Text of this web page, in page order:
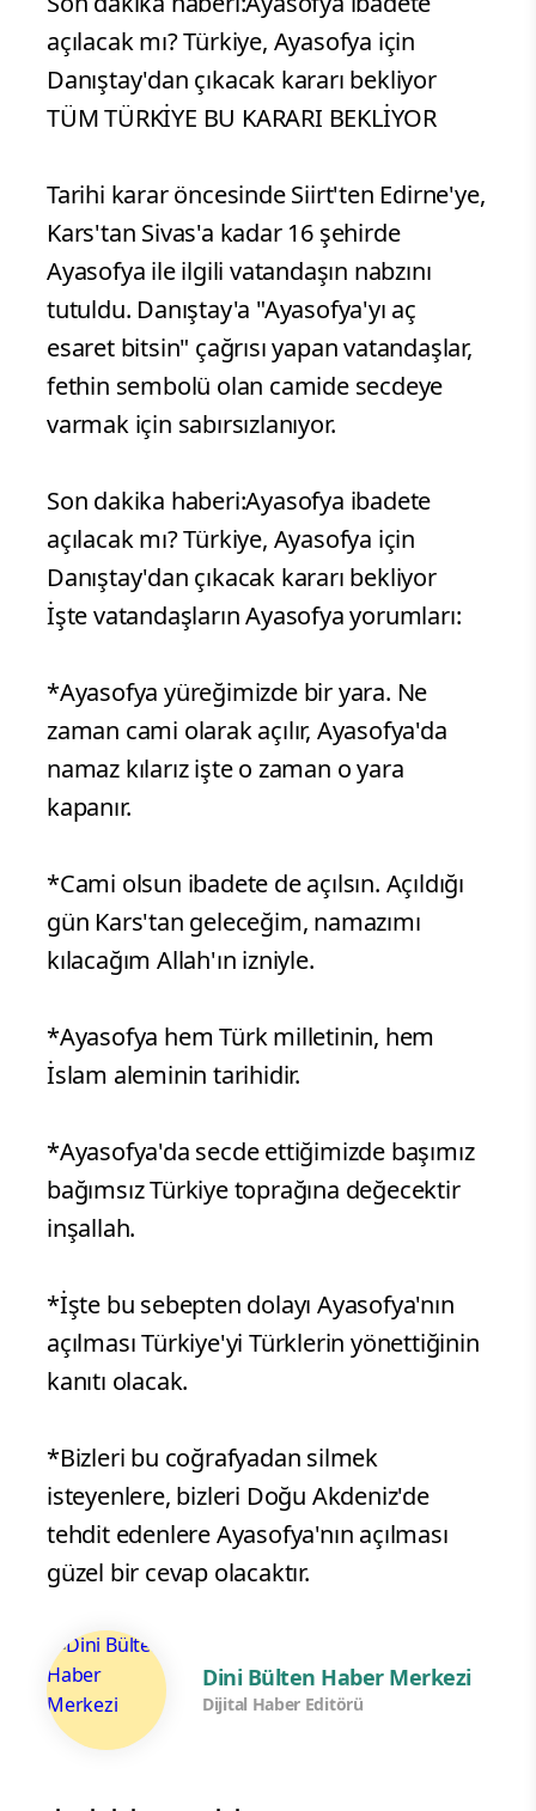
açılacak mı? Türkiye, Ayasofya için
Danıştay'dan çıkacak kararı bekliyor
TÜM TÜRKİYE BU KARARI BEKLİYOR
Tarihi karar öncesinde Siirt'ten Edirne'ye,
Kars'tan Sivas'a kadar 16 şehirde
Ayasofya ile ilgili vatandaşın nabzını
tutuldu. Danıştay'a "Ayasofya'yı aç
esaret bitsin" çağrısı yapan vatandaşlar,
fethin sembolü olan camide secdeye
varmak için sabırsızlanıyor.
Son dakika haberi:Ayasofya ibadete
açılacak mı? Türkiye, Ayasofya için
Danıştay'dan çıkacak kararı bekliyor
İşte vatandaşların Ayasofya yorumları:
*Ayasofya yüreğimizde bir yara. Ne
zaman cami olarak açılır, Ayasofya'da
namaz kılarız işte o zaman o yara
kapanır.
*Cami olsun ibadete de açılsın. Açıldığı
gün Kars'tan geleceğim, namazımı
kılacağım Allah'ın izniyle.
*Ayasofya hem Türk milletinin, hem
İslam aleminin tarihidir.
*Ayasofya'da secde ettiğimizde başımız
bağımsız Türkiye toprağına değecektir
inşallah.
*İşte bu sebepten dolayı Ayasofya'nın
açılması Türkiye'yi Türklerin yönettiğinin
kanıtı olacak.
*Bizleri bu coğrafyadan silmek
isteyenlere, bizleri Doğu Akdeniz'de
tehdit edenlere Ayasofya'nın açılması
güzel bir cevap olacaktır.
Dini Bülten Haber Merkezi
Dijital Haber Editörü